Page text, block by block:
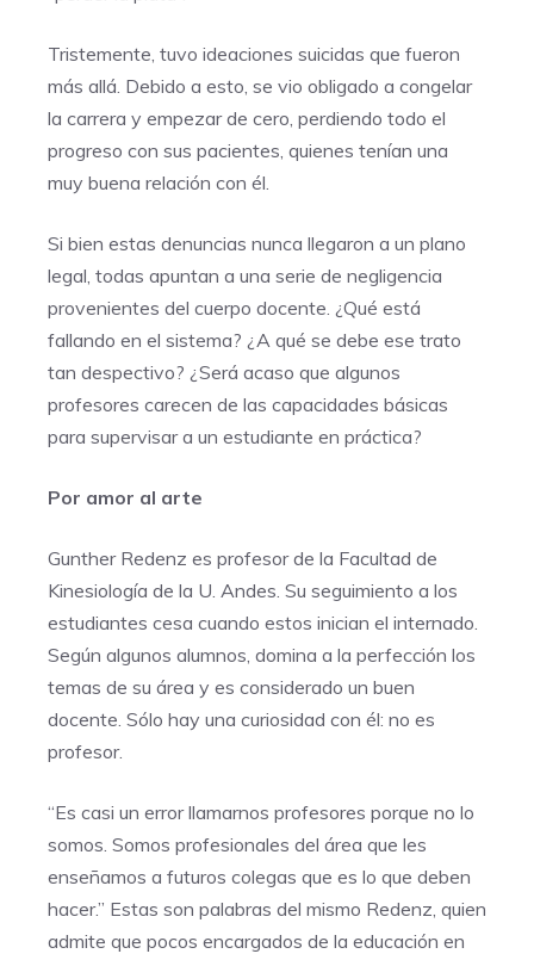
Tristemente, tuvo ideaciones suicidas que fueron
más allá. Debido a esto, se vio obligado a congelar
la carrera y empezar de cero, perdiendo todo el
progreso con sus pacientes, quienes tenían una
muy buena relación con él.
Si bien estas denuncias nunca llegaron a un plano
legal, todas apuntan a una serie de negligencia
provenientes del cuerpo docente. ¿Qué está
fallando en el sistema? ¿A qué se debe ese trato
tan despectivo? ¿Será acaso que algunos
profesores carecen de las capacidades básicas
para supervisar a un estudiante en práctica?
Por amor al arte
Gunther Redenz es profesor de la Facultad de
Kinesiología de la U. Andes. Su seguimiento a los
estudiantes cesa cuando estos inician el internado.
Según algunos alumnos, domina a la perfección los
temas de su área y es considerado un buen
docente. Sólo hay una curiosidad con él: no es
profesor.
“Es casi un error llamarnos profesores porque no lo
somos. Somos profesionales del área que les
enseñamos a futuros colegas que es lo que deben
hacer.” Estas son palabras del mismo Redenz, quien
admite que pocos encargados de la educación en